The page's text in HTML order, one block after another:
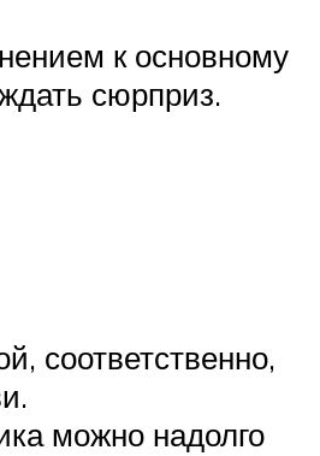
к основному
сюрприз.
соответственно,
можно надолго